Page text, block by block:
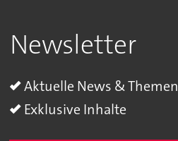
Newsletter
Aktuelle News & Themen
Exklusive Inhalte